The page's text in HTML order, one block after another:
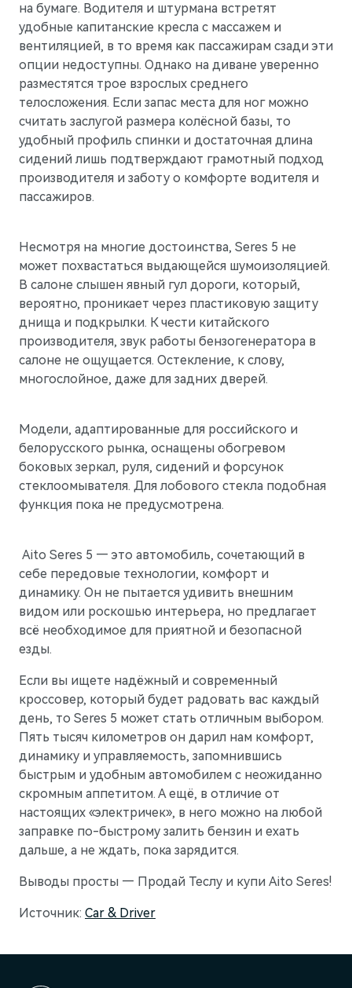
на бумаге. Водителя и штурмана встретят
удобные капитанские кресла с массажем и
вентиляцией, в то время как пассажирам сзади эти
опции недоступны. Однако на диване уверенно
разместятся трое взрослых среднего
телосложения. Если запас места для ног можно
считать заслугой размера колёсной базы, то
удобный профиль спинки и достаточная длина
сидений лишь подтверждают грамотный подход
производителя и заботу о комфорте водителя и
пассажиров.
Несмотря на многие достоинства, Seres 5 не
может похвастаться выдающейся шумоизоляцией.
В салоне слышен явный гул дороги, который,
вероятно, проникает через пластиковую защиту
днища и подкрылки. К чести китайского
производителя, звук работы бензогенератора в
салоне не ощущается. Остекление, к слову,
многослойное, даже для задних дверей.
Модели, адаптированные для российского и
белорусского рынка, оснащены обогревом
боковых зеркал, руля, сидений и форсунок
стеклоомывателя. Для лобового стекла подобная
функция пока не предусмотрена.
Aito Seres 5 — это автомобиль, сочетающий в
себе передовые технологии, комфорт и
динамику. Он не пытается удивить внешним
видом или роскошью интерьера, но предлагает
всё необходимое для приятной и безопасной
езды.
Если вы ищете надёжный и современный
кроссовер, который будет радовать вас каждый
день, то Seres 5 может стать отличным выбором.
Пять тысяч километров он дарил нам комфорт,
динамику и управляемость, запомнившись
быстрым и удобным автомобилем с неожиданно
скромным аппетитом. А ещё, в отличие от
настоящих «электричек», в него можно на любой
заправке по-быстрому залить бензин и ехать
дальше, а не ждать, пока зарядится.
Выводы просты — Продай Теслу и купи Aito Seres!
Источник: Car & Driver